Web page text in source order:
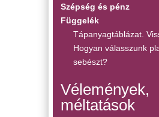
Szépség és pénz
Függelék
Tápanyagtáblázat.
Hogyan válasszunk
sebészt?
Vélemények,
méltatások